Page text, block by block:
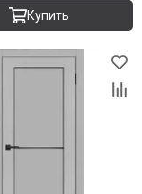
Купить